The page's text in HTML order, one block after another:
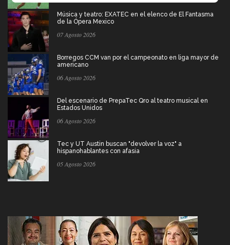
Música y teatro: EXATEC en el elenco de El Fantasma
de la Ópera Mexico
07 Agosto 2026
Borregos CCM van por el campeonato en liga mayor de
americano
06 Agosto 2026
Del escenario de PrepaTec Qro al teatro musical en
Estados Unidos
06 Agosto 2026
Tec y UT Austin buscan "devolver la voz" a
hispanohablantes con afasia
05 Agosto 2026